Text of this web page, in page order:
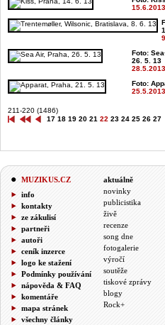
15.6.2013
Foto:
26. 5. 13
28.5.2013
Foto:
25.5.2013
211-220 (1486)
17 18 19 20 21 22 23 24 25 26 27
MUZIKUS.CZ
info
kontakty
ze zákulisí
partneři
autoři
ceník inzerce
logo ke stažení
Podmínky používání
nápověda & FAQ
komentáře
mapa stránek
všechny články
aktuálně
novinky
publicistika
živě
recenze
song dne
fotogalerie
výročí
soutěže
tiskové zprávy
blogy
Rock+